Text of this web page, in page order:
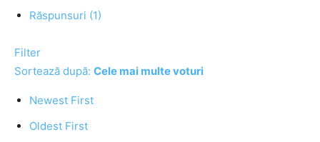
Răspunsuri (1)
Filter
Sortează după: Cele mai multe voturi
Newest First
Oldest First